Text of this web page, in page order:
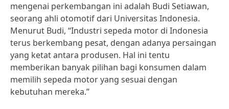
mengenai perkembangan ini adalah Budi Setiawan,
seorang ahli otomotif dari Universitas Indonesia.
Menurut Budi, “Industri sepeda motor di Indonesia
terus berkembang pesat, dengan adanya persaingan
yang ketat antara produsen. Hal ini tentu
memberikan banyak pilihan bagi konsumen dalam
memilih sepeda motor yang sesuai dengan
kebutuhan mereka.”